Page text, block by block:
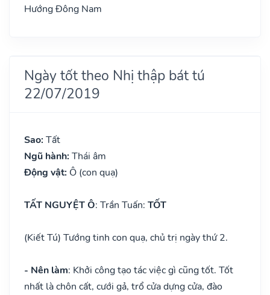
Hướng Đông Nam
Ngày tốt theo Nhị thập bát tú
22/07/2019
Sao: Tất
Ngũ hành: Thái âm
Động vật: Ô (con quạ)
TẤT NGUYỆT Ô: Trần Tuấn: TỐT
(Kiết Tú) Tướng tinh con quạ, chủ trị ngày thứ 2.
- Nên làm: Khởi công tạo tác việc gì cũng tốt. Tốt
nhất là chôn cất, cưới gả, trổ cửa dựng cửa, đào